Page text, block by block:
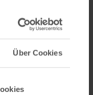
Über Cookies